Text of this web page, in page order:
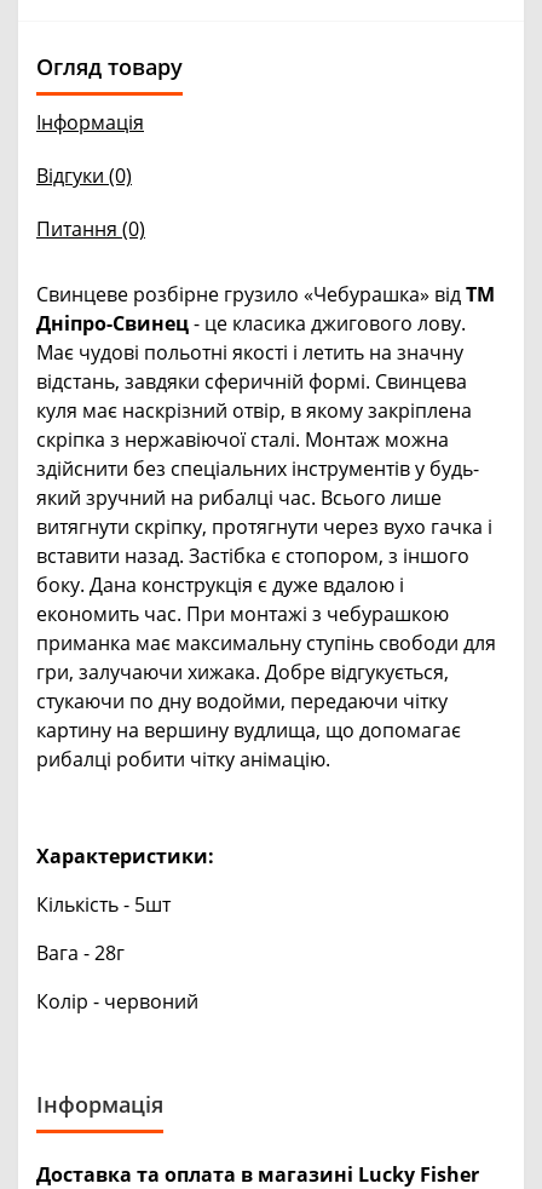
Огляд товару
Інформація
Відгуки (0)
Питання (0)
Свинцеве розбірне грузило «Чебурашка» вiдТМ
Дніпро-Свинец- це класика джигового лову.
Має чудові польотні якості і летить на значну
відстань, завдяки сферичній формі. Свинцева
куля має наскрізний отвір, в якому закріплена
скріпка з нержавіючої сталі. Монтаж можна
здійснити без спеціальних інструментів у будь-
який зручний на рибалці час. Всього лише
витягнути скріпку, протягнути через вухо гачка і
вставити назад. Застібка є стопором, з іншого
боку. Дана конструкція є дуже вдалою і
економить час. При монтажі з чебурашкою
приманка має максимальну ступінь свободи для
гри, залучаючи хижака. Добре відгукується,
стукаючи по дну водойми, передаючи чітку
картину на вершину вудлища, що допомагає
рибалці робити чітку анімацію.
Характеристики:
Кількість - 5шт
Вага - 28г
Колір - червоний
Інформація
Доставка та оплата в магазині Lucky Fisher